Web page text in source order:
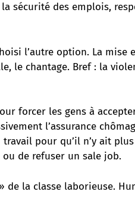
sécurité des emplois,
l’autre option. La mise
le chantage. Bref : la
forcer les gens à
l’assurance
pour qu’il n’y ait
de refuser un sale job.
de la classe laborieuse.